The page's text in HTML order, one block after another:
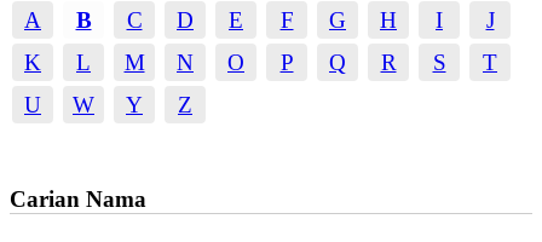
A B C D E F G H I
J
K
L M N O P Q R S
T
U
W Y Z
Carian Nama